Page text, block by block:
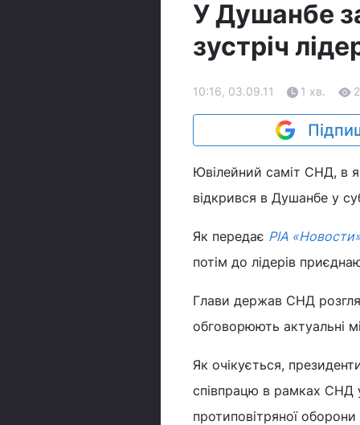
У Душанбе
зустріч
10:16, 03.09.11 1 хв.
Ювілейний саміт СНД, в
відкрився в Душанбе у
Як передає РІА
потім до лідерів
Глави держав СНД
обговорюють актуальні
Як очікується,
співпрацю в рамках СНД
протиповітряної